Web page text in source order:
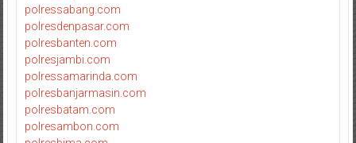
polressabang.com
polresdenpasar.com
polresbanten.com
polresjambi.com
polressamarinda.com
polresbanjarmasin.com
polresbatam.com
polresambon.com